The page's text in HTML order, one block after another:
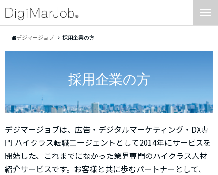
デジマージョブ 採用企業の方
採用企業の方
デジマージョブは、広告・デジタルマーケティング・DX専
門 ハイクラス転職エージェントとして2014年にサービスを
開始した、これまでになかった業界専門のハイクラス人材
紹介サービスです。お客様と共に歩むパートナーとして、